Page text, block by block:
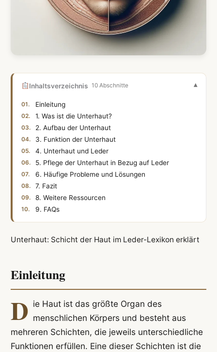
Inhaltsverzeichnis 10 Abschnitte
Einleitung
1. Was ist die Unterhaut?
2. Aufbau der Unterhaut
3. Funktion der Unterhaut
4. Unterhaut und Leder
5. Pflege der Unterhaut in Bezug auf Leder
6. Häufige Probleme und Lösungen
7. Fazit
8. Weitere Ressourcen
9. FAQs
Unterhaut: Schicht der Haut im Leder-Lexikon erklärt
Einleitung
D ie Haut ist das größte Organ des
menschlichen Körpers und besteht aus
mehreren Schichten, die jeweils unterschiedliche
Funktionen erfüllen. Eine dieser Schichten ist die